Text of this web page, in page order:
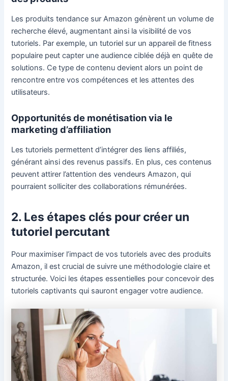
Les produits tendance sur Amazon génèrent un volume de
recherche élevé, augmentant ainsi la visibilité de vos
tutoriels. Par exemple, un tutoriel sur un appareil de fitness
populaire peut capter une audience ciblée déjà en quête de
solutions. Ce type de contenu devient alors un point de
rencontre entre vos compétences et les attentes des
utilisateurs.
Opportunités de monétisation via le
marketing d’affiliation
Les tutoriels permettent d’intégrer des liens affiliés,
générant ainsi des revenus passifs. En plus, ces contenus
peuvent attirer l’attention des vendeurs Amazon, qui
pourraient solliciter des collaborations rémunérées.
2. Les étapes clés pour créer un
tutoriel percutant
Pour maximiser l’impact de vos tutoriels avec des produits
Amazon, il est crucial de suivre une méthodologie claire et
structurée. Voici les étapes essentielles pour concevoir des
tutoriels captivants qui sauront engager votre audience.